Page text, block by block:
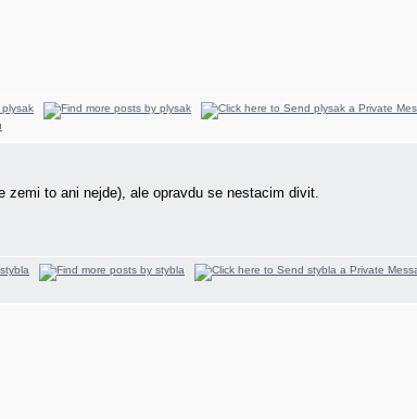
to ani nejde), ale opravdu se nestacim divit.